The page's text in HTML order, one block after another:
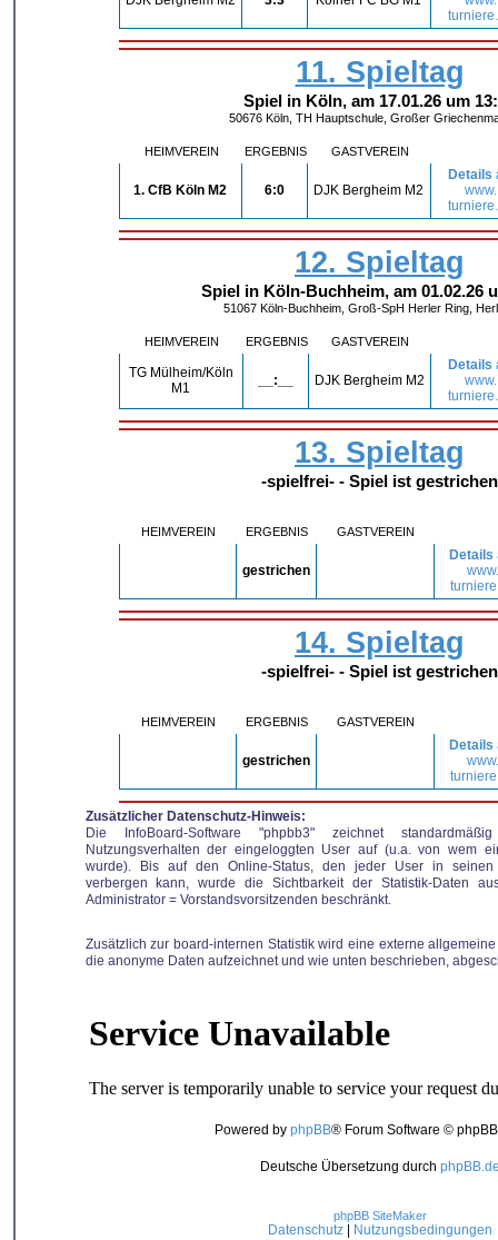
11. Spieltag
Spiel in Köln, am 17.01.26 um
50676 Köln, TH Hauptschule, Großer
HEIMVEREIN ERGEBNIS GASTVEREIN
1. CfB Köln M2 6:0 DJK Bergheim M2
Details
www.
12. Spieltag
Spiel in Köln-Buchheim, am 01.02.26
51067 Köln-Buchheim, Groß-SpH Herler Ring,
HEIMVEREIN ERGEBNIS GASTVEREIN
TG Mülheim/Köln
M1
__:__ DJK Bergheim M2
Details
www.
13. Spieltag
-spielfrei- - Spiel ist gestrichen
HEIMVEREIN ERGEBNIS GASTVEREIN
gestrichen
Details
www.
14. Spieltag
-spielfrei- - Spiel ist gestrichen
HEIMVEREIN ERGEBNIS GASTVEREIN
gestrichen
Details
www.
Zusätzlicher Datenschutz-Hinweis:
Die InfoBoard-Software "phpbb3" zeichnet
Nutzungsverhalten der eingeloggten User auf (u.a. von wem
wurde). Bis auf den Online-Status, den jeder User in seinen
verbergen kann, wurde die Sichtbarkeit der Statistik-Daten
Administrator = Vorstandsvorsitzenden beschränkt.
Zusätzlich zur board-internen Statistik wird eine externe
die anonyme Daten aufzeichnet und wie unten beschrieben,
Powered by phpBB® Forum Software ©
Deutsche Übersetzung durch
phpBB SiteMaker
Datenschutz| Nutzungsbedingungen